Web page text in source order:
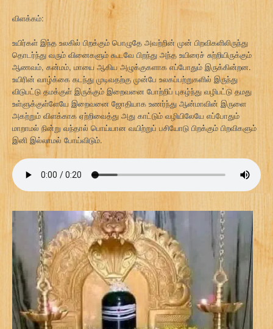
விளக்கம்:
உயிர்கள் இந்த உலகில் பிறக்கும் பொழுதே அவற்றின் முன் பிறவிகளிலிருந்து
தொடர்ந்து வரும் வினைகளும் கூடவே பிறந்து அந்த உயிரைச் சுற்றியிருக்கும்
ஆணவம், கன்மம், மாயை ஆகிய அழுக்குகளாக எப்போதும் இருக்கின்றன.
உயிரின் வாழ்க்கை கடந்து முடிவதற்கு முன்பே உலகப்பற்றுகளில் இருந்து
விடுபட்டு தமக்குள் இருக்கும் இறைவனை போற்றிப் புகழ்ந்து வழிபட்டு தமது
உள்ளுக்குள்ளேயே இறைவனை ஜோதியாக உணர்ந்து ஆன்மாவின் இருளை
அகற்றும் விளக்காக ஏற்றிவைத்து அது காட்டும் வழியிலேயே எப்போதும்
மாறாமல் நின்று வந்தால் பொய்யான வயிற்றுப் பசியோடு பிறக்கும் பிறவிகளும்
இனி இல்லாமல் போய்விடும்.